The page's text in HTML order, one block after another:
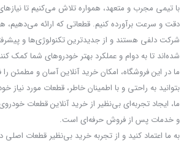
با تیمی مجرب و متعهد، همواره تلاش می‌کنیم تا
دقت و سرعت برآورده کنیم. قطعاتی که ارائه
شرکت دلفی هستند و از جدیدترین تکنولوژی‌ها و
شده‌اند تا به دوام و عملکرد بهتر خودروهای شما کمک
ما در این فروشگاه، امکان خرید آنلاین آسان و مطمئن را
بتوانید به راحتی و با اطمینان خاطر، قطعات مورد
ما، ایجاد تجربه‌ای بی‌نظیر از خرید آنلاین قطعات
و خدمات پس از فروش حرفه‌ای است.
به ما اعتماد کنید و از تجربه‌ خرید بی‌نظیر قطعات اصلی